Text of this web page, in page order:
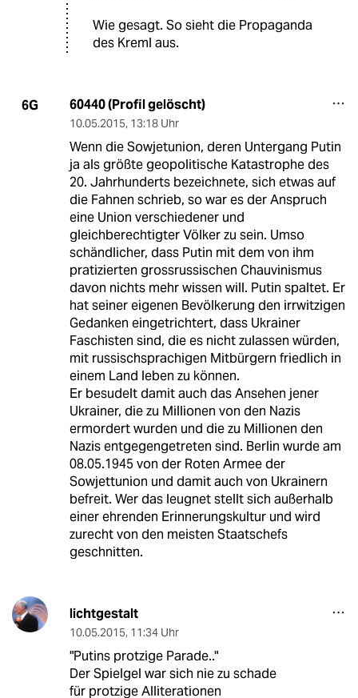
Wie gesagt. So sieht die Propaganda
des Kreml aus.
6G 60440 (Profil gelöscht)
10.05.2015, 13:18 Uhr
Wenn die Sowjetunion, deren Untergang Putin
ja als größte geopolitische Katastrophe des
20. Jahrhunderts bezeichnete, sich etwas auf
die Fahnen schrieb, so war es der Anspruch
eine Union verschiedener und
gleichberechtigter Völker zu sein. Umso
schändlicher, dass Putin mit dem von ihm
pratizierten grossrussischen Chauvinismus
davon nichts mehr wissen will. Putin spaltet. Er
hat seiner eigenen Bevölkerung den irrwitzigen
Gedanken eingetrichtert, dass Ukrainer
Faschisten sind, die es nicht zulassen würden,
mit russischsprachigen Mitbürgern friedlich in
einem Land leben zu können.
Er besudelt damit auch das Ansehen jener
Ukrainer, die zu Millionen von den Nazis
ermordert wurden und die zu Millionen den
Nazis entgegengetreten sind. Berlin wurde am
08.05.1945 von der Roten Armee der
Sowjettunion und damit auch von Ukrainern
befreit. Wer das leugnet stellt sich außerhalb
einer ehrenden Erinnerungskultur und wird
zurecht von den meisten Staatschefs
geschnitten.
lichtgestalt
10.05.2015, 11:34 Uhr
"Putins protzige Parade.."
Der Spielgel war sich nie zu schade
für protzige Alliterationen